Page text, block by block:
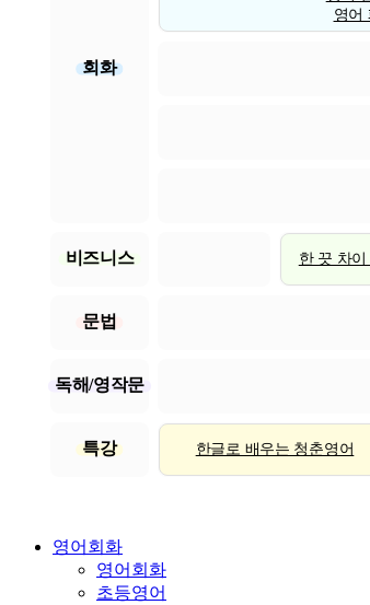
회화
영어
비즈니스 한 끗 차
문법
독해/영작문
특강 한글로 배우는 청춘영어
영어회화
영어회화
초등영어